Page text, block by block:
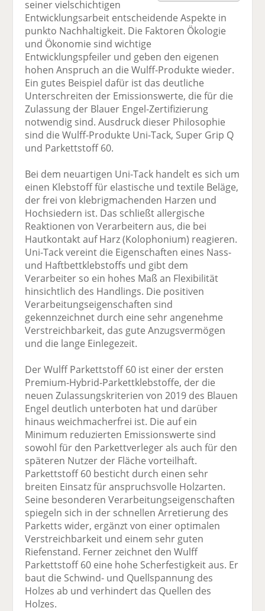
F
ac
e
o
o
k
te
il
e
n
er
n
Li
n
k
di
n
te
il
e
n
E
m
ai
v
er
se
n
d
e
n
seiner vielschichtigen
Entwicklungsarbeit entscheidende Aspekte in
punkto Nachhaltigkeit. Die Faktoren Ökologie
und Ökonomie sind wichtige
Entwicklungspfeiler und geben den eigenen
hohen Anspruch an die Wulff-Produkte wieder.
Ein gutes Beispiel dafür ist das deutliche
Unterschreiten der Emissionswerte, die für die
Zulassung der Blauer Engel-Zertifizierung
notwendig sind. Ausdruck dieser Philosophie
sind die Wulff-Produkte Uni-Tack, Super Grip Q
und Parkettstoff 60.
Bei dem neuartigen Uni-Tack handelt es sich um
einen Klebstoff für elastische und textile Beläge,
der frei von klebrigmachenden Harzen und
Hochsiedern ist. Das schließt allergische
Reaktionen von Verarbeitern aus, die bei
Hautkontakt auf Harz (Kolophonium) reagieren.
Uni-Tack vereint die Eigenschaften eines Nass-
und Haftbettklebstoffs und gibt dem
Verarbeiter so ein hohes Maß an Flexibilität
hinsichtlich des Handlings. Die positiven
Verarbeitungseigenschaften sind
gekennzeichnet durch eine sehr angenehme
Verstreichbarkeit, das gute Anzugsvermögen
und die lange Einlegezeit.
Der Wulff Parkettstoff 60 ist einer der ersten
Premium-Hybrid-Parkettklebstoffe, der die
neuen Zulassungskriterien von 2019 des Blauen
Engel deutlich unterboten hat und darüber
hinaus weichmacherfrei ist. Die auf ein
Minimum reduzierten Emissionswerte sind
sowohl für den Parkettverleger als auch für den
späteren Nutzer der Fläche vorteilhaft.
Parkettstoff 60 besticht durch einen sehr
breiten Einsatz für anspruchsvolle Holzarten.
Seine besonderen Verarbeitungseigenschaften
spiegeln sich in der schnellen Arretierung des
Parketts wider, ergänzt von einer optimalen
Verstreichbarkeit und einem sehr guten
Riefenstand. Ferner zeichnet den Wulff
Parkettstoff 60 eine hohe Scherfestigkeit aus. Er
baut die Schwind- und Quellspannung des
Holzes ab und verhindert das Quellen des
Holzes.